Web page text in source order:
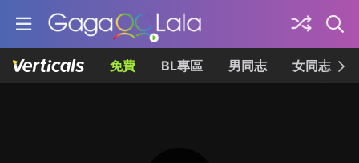
免費 BL專區 男同志 女同志